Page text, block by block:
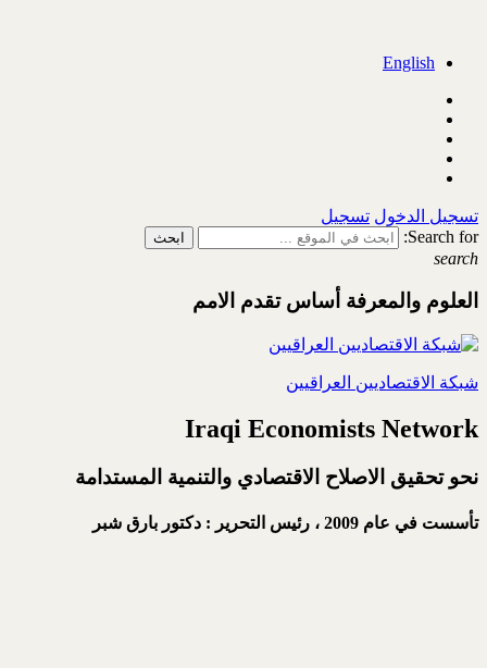
English
تسجيل الدخول تسجيل
Search for:
search
العلوم والمعرفة أساس تقدم الامم
شبكة الاقتصاديين العراقيين
Iraqi Economists Network
نحو تحقيق الاصلاح الاقتصادي والتنمية المستدامة
تأسست في عام 2009 ، رئيس التحرير : دكتور بارق شبر